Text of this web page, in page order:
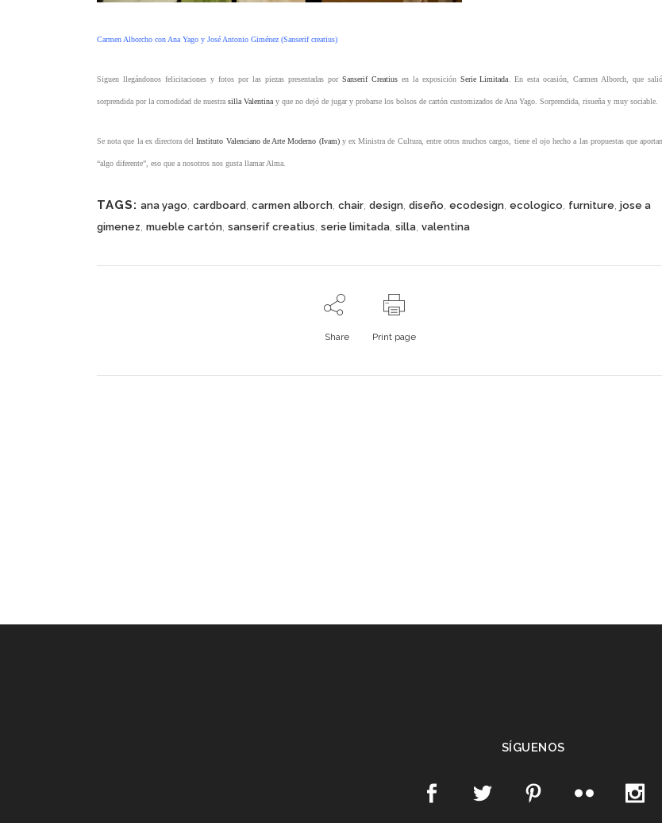
Carmen Alborcho con Ana Yago y José Antonio Giménez (Sanserif creatius)
Siguen llegándonos felicitaciones y fotos por las piezas presentadas por Sanserif Creatiusen la exposición Serie Limitada . En esta ocasión, Carmen Alborch, que salió
sorprendida por la comodidad de nuestra silla Valentina y que no dejó de jugar y probarse los bolsos de cartón customizados de Ana Yago. Sorprendida, risueña y muy sociable.
Se nota que la ex directora delInstituto Valenciano de Arte Moderno (Ivam)y ex Ministra de Cultura, entre otros muchos cargos, tiene el ojo hecho a las propuestas que aportan
“algo diferente”, eso que a nosotros nos gusta llamar Alma.
TAGS: ana yago cardboard carmen alborch chair design diseño ecodesign ecologico furniture jose a
gimenez mueble cartón sanserif creatius serie limitada silla valentina
Share Print page
SÍGUENOS